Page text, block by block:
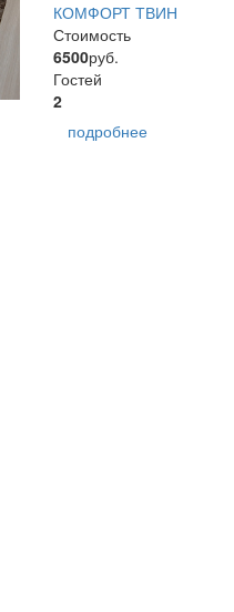
КОМФОРТ ТВИН
Стоимость
6500руб.
Гостей
2
подробнее